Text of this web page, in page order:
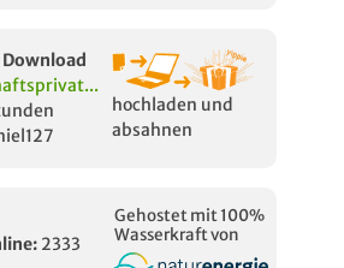
hochladen und
absahnen
2333
Gehostet mit 100%
Wasserkraft von